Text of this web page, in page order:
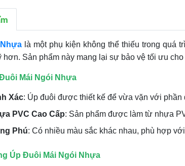
là một phụ kiện không thể thiếu trong quá
hơn. Sản phẩm này mang lại sự bảo vệ tối ưu
Mái Ngói Nhựa
Xác: Úp đuôi được thiết kế để vừa vặn với phần
PVC Cao Cấp: Sản phẩm được làm từ nhựa
Phú: Có nhiều màu sắc khác nhau, phù hợp
Úp Đuôi Mái Ngói Nhựa